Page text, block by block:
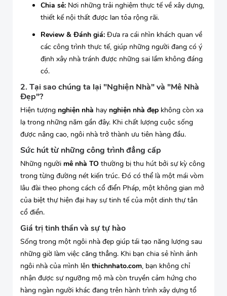
Chia sẻ: Nơi những trải nghiệm thực tế về xây dựng,
thiết kế nội thất được lan tỏa rộng rãi.
Review & Đánh giá: Đưa ra cái nhìn khách quan về
các công trình thực tế, giúp những người đang có ý
định xây nhà tránh được những sai lầm không đáng
có.
2. Tại sao chúng ta lại "Nghiện Nhà" và "Mê Nhà
Đẹp"?
Hiện tượng nghiện nhà hay nghiện nhà đẹp không còn xa
lạ trong những năm gần đây. Khi chất lượng cuộc sống
được nâng cao, ngôi nhà trở thành ưu tiên hàng đầu.
Sức hút từ những công trình đẳng cấp
Những người mê nhà TO thường bị thu hút bởi sự kỳ công
trong từng đường nét kiến trúc. Đó có thể là một mái vòm
lâu đài theo phong cách cổ điển Pháp, một không gian mở
của biệt thự hiện đại hay sự tinh tế của một dinh thự tân
cổ điển.
Giá trị tinh thần và sự tự hào
Sống trong một ngôi nhà đẹp giúp tái tạo năng lượng sau
những giờ làm việc căng thẳng. Khi bạn chia sẻ hình ảnh
ngôi nhà của mình lên thichnhato.com, bạn không chỉ
nhận được sự ngưỡng mộ mà còn truyền cảm hứng cho
hàng ngàn người khác đang trên hành trình xây dựng tổ